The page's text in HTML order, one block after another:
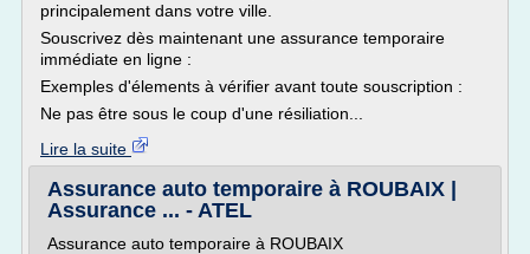
principalement dans votre ville.
Souscrivez dès maintenant une assurance temporaire
immédiate en ligne :
Exemples d'élements à vérifier avant toute souscription :
Ne pas être sous le coup d'une résiliation...
Lire la suite
Assurance auto temporaire à ROUBAIX |
Assurance ... - ATEL
Assurance auto temporaire à ROUBAIX